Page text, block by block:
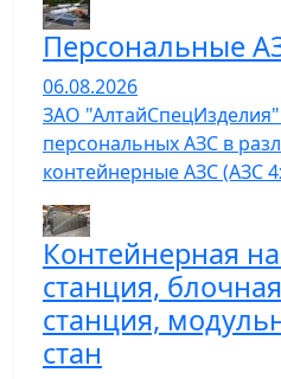
Персональные
06.08.2026
ЗАО
персональных АЗС в
контейнерные АЗС (АЗС
Контейнерная
станция,
станция,
стан